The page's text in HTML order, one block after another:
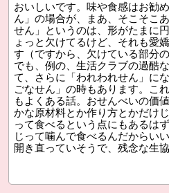
おいしいです。味や食感はお勧
ん」の場合が、まあ、そこそこ
せん」というのは、形がたまに
ょっと欠けてるけど、それも愛
す（ですから、欠けている部分
でも、例の、生活クラブの過酷
て、さらに「われわれせん」に
ごなせん」の時もあります。こ
もよくある話。おせんべいの価
かな原材料とか作り方とかだけ
って食べるという点にもあるは
じって噛んで食べるんだからい
開き直っていそうで、残念な生協